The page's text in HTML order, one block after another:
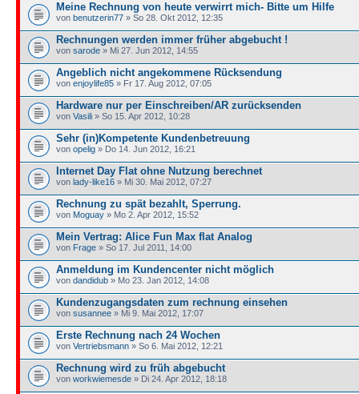
Meine Rechnung von heute verwirrt mich- Bitte um Hilfe
von benutzerin77 » So 28. Okt 2012, 12:35
Rechnungen werden immer früher abgebucht !
von sarode » Mi 27. Jun 2012, 14:55
Angeblich nicht angekommene Rücksendung
von enjoylife85 » Fr 17. Aug 2012, 07:05
Hardware nur per Einschreiben/AR zurücksenden
von Vasili » So 15. Apr 2012, 10:28
Sehr (in)Kompetente Kundenbetreuung
von opelig » Do 14. Jun 2012, 16:21
Internet Day Flat ohne Nutzung berechnet
von lady-like16 » Mi 30. Mai 2012, 07:27
Rechnung zu spät bezahlt, Sperrung.
von Moguay » Mo 2. Apr 2012, 15:52
Mein Vertrag: Alice Fun Max flat Analog
von Frage » So 17. Jul 2011, 14:00
Anmeldung im Kundencenter nicht möglich
von dandidub » Mo 23. Jan 2012, 14:08
Kundenzugangsdaten zum rechnung einsehen
von susannee » Mi 9. Mai 2012, 17:07
Erste Rechnung nach 24 Wochen
von Vertriebsmann » So 6. Mai 2012, 12:21
Rechnung wird zu früh abgebucht
von workwiemesde » Di 24. Apr 2012, 18:18